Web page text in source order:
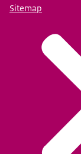
Sitemap